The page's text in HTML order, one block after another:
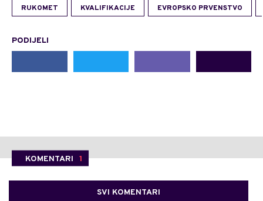
RUKOMET KVALIFIKACIJE EVROPSKO PRVENSTVO
PODIJELI
KOMENTARI 1
SVI KOMENTARI